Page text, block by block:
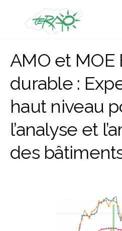
AMO et MOE
durable :
haut niveau
l’analyse et
des